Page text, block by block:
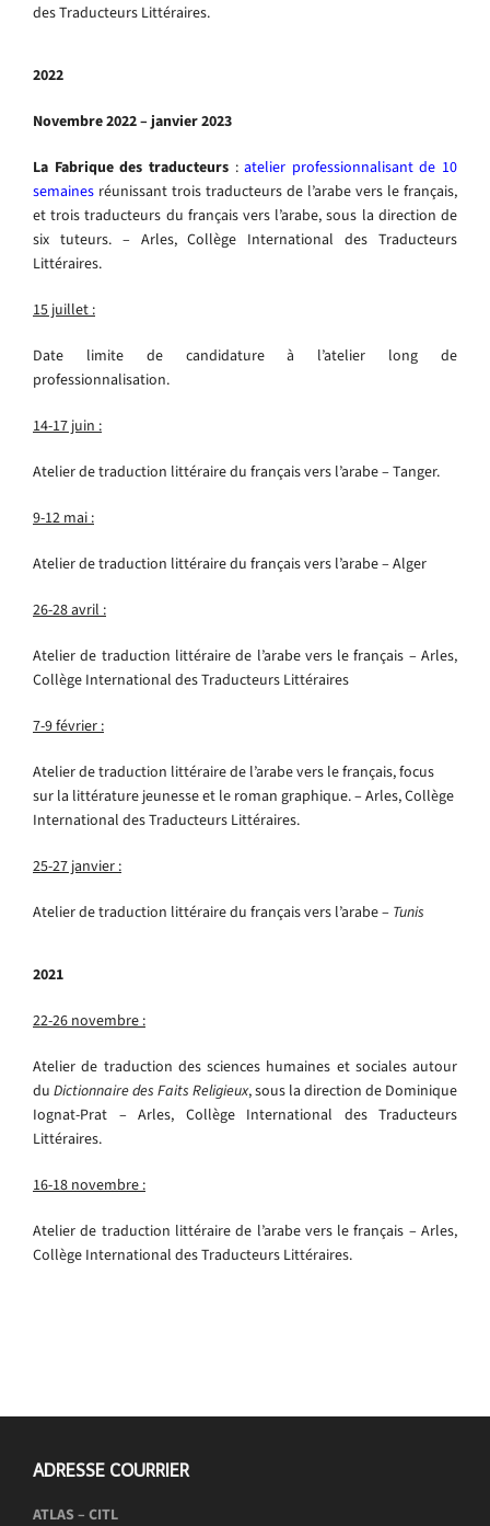
des Traducteurs Littéraires.
2022
Novembre 2022 – janvier 2023
La Fabrique des traducteurs :atelier professionnalisant de 10
semaines réunissant trois traducteurs de l’arabe vers le français,
et trois traducteurs du français vers l’arabe, sous la direction de
six tuteurs. – Arles, Collège International des Traducteurs
Littéraires.
15 juillet :
Date limite de candidature à l’atelier long de
professionnalisation.
14-17 juin :
Atelier de traduction littéraire du français vers l’arabe – Tanger.
9-12 mai :
Atelier de traduction littéraire du français vers l’arabe – Alger
26-28 avril :
Atelier de traduction littéraire de l’arabe vers le français – Arles,
Collège International des Traducteurs Littéraires
7-9 février :
Atelier de traduction littéraire de l’arabe vers le français, focus
sur la littérature jeunesse et le roman graphique. – Arles, Collège
International des Traducteurs Littéraires.
25-27 janvier :
Atelier de traduction littéraire du français vers l’arabe – Tunis
2021
22-26 novembre :
Atelier de traduction des sciences humaines et sociales autour
du Dictionnaire des Faits Religieux, sous la direction de Dominique
Iognat-Prat – Arles, Collège International des Traducteurs
Littéraires.
16-18 novembre :
Atelier de traduction littéraire de l’arabe vers le français – Arles,
Collège International des Traducteurs Littéraires.
ADRESSE COURRIER
ATLAS – CITL